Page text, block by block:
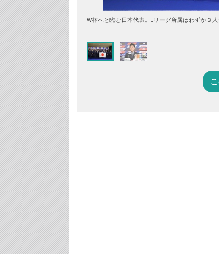
W杯へと臨む日本代表。Jリーグ所属はわずか３